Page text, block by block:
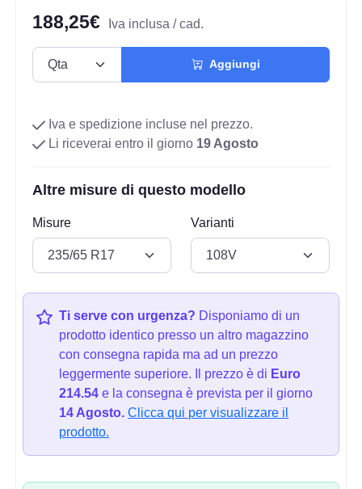
188,25€ Iva inclusa / cad.
Aggiungi
Iva e spedizione incluse nel prezzo.
Li riceverai entro il giorno 19 Agosto
Altre misure di questo modello
Misure Varianti
Ti serve con urgenza? Disponiamo di un
prodotto identico presso un altro magazzino
con consegna rapida ma ad un prezzo
leggermente superiore. Il prezzo è di Euro
214.54 e la consegna è prevista per il giorno
14 Agosto. Clicca qui per visualizzare il
prodotto.